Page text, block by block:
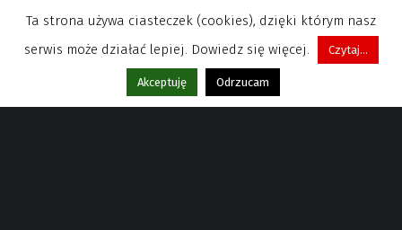
Menu
Ta strona używa ciasteczek (cookies), dzięki którym nasz
serwis może działać lepiej. Dowiedz się więcej.
Czytaj...
Akceptuję Odrzucam